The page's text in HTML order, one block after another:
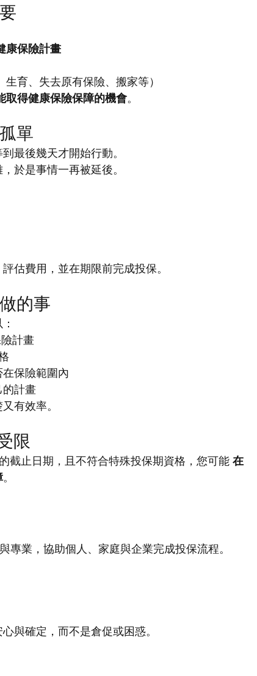
康保險計畫
生育、失去原有保險、搬家等）
取得健康保險保障的機會。
單
最後幾天才開始行動。
於是事情一再被延後。
估費用，並在期限前完成投保。
的事
計畫
保險範圍內
的計畫
有效率。
限
截止日期，且不符合特殊投保期資格，您可能 在
。
專業，協助個人、家庭與企業完成投保流程。
與確定，而不是倉促或困惑。